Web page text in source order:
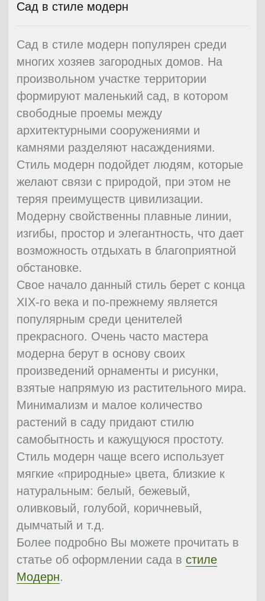
пока не будут нарушена гармония среди
Тематический сад
Чем больше люди путешествуют по
разным странам, тем сильнее
внедряется тематический стиль в нашу
повседневную жизнь. Мелочи, на
которые мы обращаем внимание в
другой стране, мы сознательно, а иногда
и неосознанно, переносим в нашу
повседневную жизнь, как напоминание о
полюбившейсся нашему искушенному
взору диковинке, увиденной в далекой
стране. Традиционные особенности
садов дальних стран давно проложили к
нам дорогу. В большинстве случаев мы и
не знаем о том, что насаждения в саду
нашей бабушки имеют чужеродное
происхождение. У каждого стиля свои
сожалению, некоторые стили имеют
ограничения, поскольку не подходят для
нашего климата. Тем не менее,
аксессуары, которые продают везде как
сувениры, сослужат вашему саду
хорошую службу.
Самая популярная тематика садов —
Восточная Азия. Японская, например,
обладает неповторимым стилем и
гармонией.
На втором месте – Ближний Восток.
Элегантность, изящное благородство с
нотками ароматов терпкого жасмина и
розы, сочетающееся с легкостью
убранства – вот что представляет собою
дух Востока.
Средиземноморский стиль легко
определить по стенам из природного
камня, изящным скамейкам, изобилию
солнца и тепла. Расслабленность и